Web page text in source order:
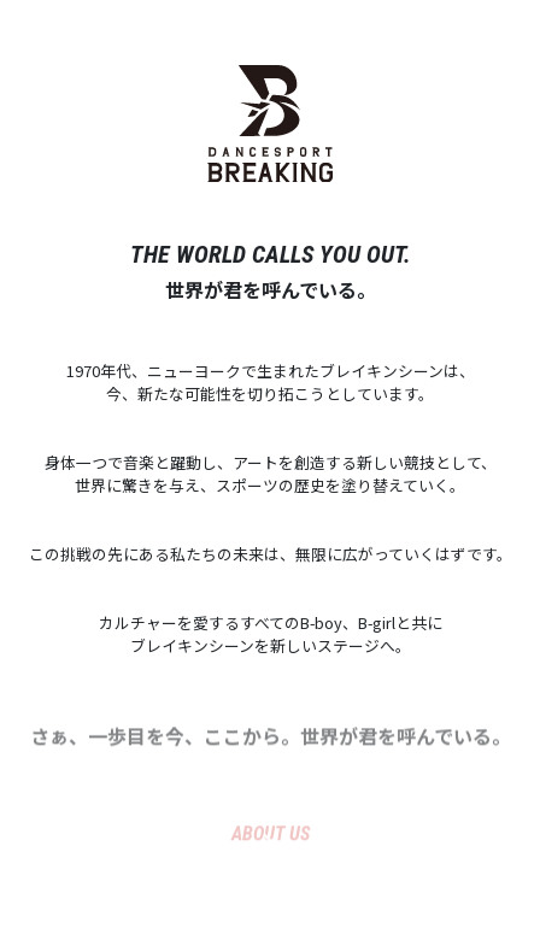
THE WORLD CALLS YOU OUT.
世界が君を呼んでいる。
1970年代、ニューヨークで生まれたブレイキンシーンは、
今、新たな可能性を切り拓こうとしています。
身体一つで音楽と躍動し、アートを創造する新しい競技として、
世界に驚きを与え、スポーツの歴史を塗り替えていく。
この挑戦の先にある私たちの未来は、無限に広がっていくはずです。
カルチャーを愛するすべてのB-boy、B-girlと共に
ブレイキンシーンを新しいステージへ。
さぁ、一歩目を今、ここから。世界が君を呼んでいる。